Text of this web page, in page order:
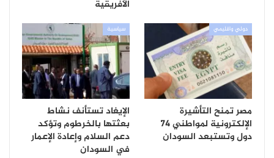
الأفريقية
دولي واقليمي
مصر تمنح التأشيرة
الإلكترونية لمواطني 74
دول وتستبعد السودان
سياسية
الإيغاد تستأنف نشاط
بعثتها بالخرطوم وتؤكد
دعم السلام وإعادة الإعمار
في السودان